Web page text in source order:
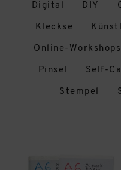
Digital DIY
Kleckse
Online-Workshops
Pinsel Self-
Stempel